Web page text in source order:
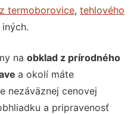
termoborovice, tehlového
na obklad z prírodného
a okolí máte
nezáväznej cenovej
a pripravenosť